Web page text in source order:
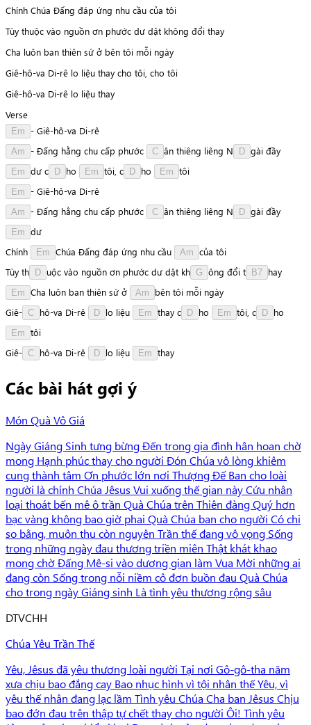
Chính Chúa Đấng đáp ứng nhu cầu của tôi
Tùy thuộc vào nguồn ơn phước dư dật không đổi thay
Cha luôn ban thiên sứ ở bên tôi mỗi ngày
Giê-hô-va Di-rê lo liệu thay cho tôi, cho tôi
Giê-hô-va Di-rê lo liệu thay
Verse
Em - Giê-hô-va Di-rê
Am - Đấng hằng chu cấp phước C ân thiêng liêng N D gài đầy
Em dư c D ho Em tôi c D ho Em tôi
Em - Giê-hô-va Di-rê
Am - Đấng hằng chu cấp phước C ân thiêng liêng N D gài đầy
Em dư
Chính
Em Chúa Đấng đáp ứng nhu cầu Am của tôi
Tùy th D uộc vào nguồn ơn phước dư dật kh G ông đổi t B7 hay
Em Cha luôn ban thiên sứ ở Am bên tôi mỗi ngày
Giê- C hô-va Di-rê D lo liệu Em thay c D ho Em tôi c D ho
Em tôi
Giê- C hô-va Di-rê D lo liệu Em thay
Các bài hát gợi ý
Món Quà Vô Giá
Ngày Giáng Sinh tưng bừng Đến trong gia đình hân hoan chờ
mong Hạnh phúc thay cho người Đón Chúa vô lòng khiêm
cung thành tâm Ơn phước lớn nơi Thượng Đế Ban cho loài
người là chính Chúa Jêsus Vui xuống thế gian này Cứu nhân
loại thoát bến mê ô trần Quà Chúa trên Thiên đàng Quý hơn
bạc vàng không bao giờ phai Quà Chúa ban cho người Có chi
so bằng, muôn thu còn nguyên Trần thế đang vô vọng Sống
trong những ngày đau thương triền miên Thật khát khao
mong chờ Đấng Mê-si vào dương gian làm Vua Mời những ai
đang còn Sống trong nỗi niềm cô đơn buồn đau Quà Chúa
cho trong ngày Giáng sinh Là tình yêu thương rộng sâu
DTVCHH
Chúa Yêu Trần Thế
Yêu, Jêsus đã yêu thương loài người Tại nơi Gô-gô-tha năm
xưa chịu bao đắng cay Bao nhục hình vì tội nhân thế Yêu, vì
yêu thế nhân đang lạc lầm Tình yêu Chúa Cha ban Jêsus Chịu
bao đớn đau trên thập tự chết thay cho người Ôi! Tình yêu